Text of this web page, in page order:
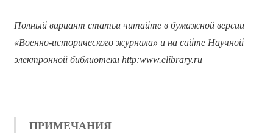
Полный вариант статьи читайте в бумажной версии
«Военно-исторического журнала» и на сайте Научной
электронной библиотеки http:www.elibrary.ru
ПРИМЕЧАНИЯ